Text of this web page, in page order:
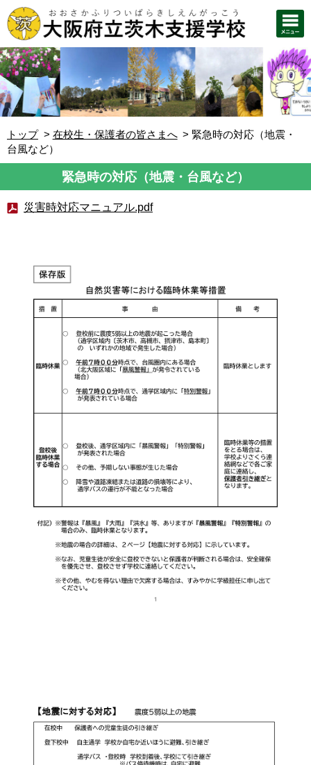
トップ 在校生・保護者の皆さまへ
緊急時の対応（地震・
台風など）
緊急時の対応（地震・台風など）
災害時対応マニュアル.pdf